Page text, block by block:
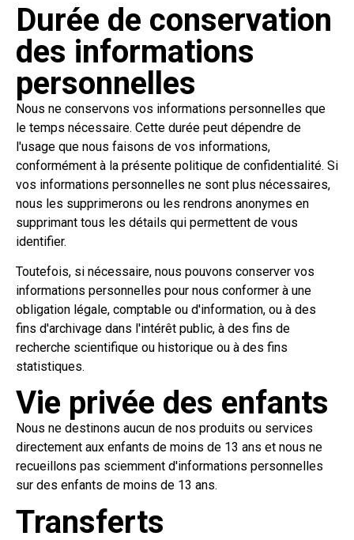
Durée de conservation
des informations
personnelles
Nous ne conservons vos informations personnelles que
le temps nécessaire. Cette durée peut dépendre de
l'usage que nous faisons de vos informations,
conformément à la présente politique de confidentialité. Si
vos informations personnelles ne sont plus nécessaires,
nous les supprimerons ou les rendrons anonymes en
supprimant tous les détails qui permettent de vous
identifier.
Toutefois, si nécessaire, nous pouvons conserver vos
informations personnelles pour nous conformer à une
obligation légale, comptable ou d'information, ou à des
fins d'archivage dans l'intérêt public, à des fins de
recherche scientifique ou historique ou à des fins
statistiques.
Vie privée des enfants
Nous ne destinons aucun de nos produits ou services
directement aux enfants de moins de 13 ans et nous ne
recueillons pas sciemment d'informations personnelles
sur des enfants de moins de 13 ans.
Transferts